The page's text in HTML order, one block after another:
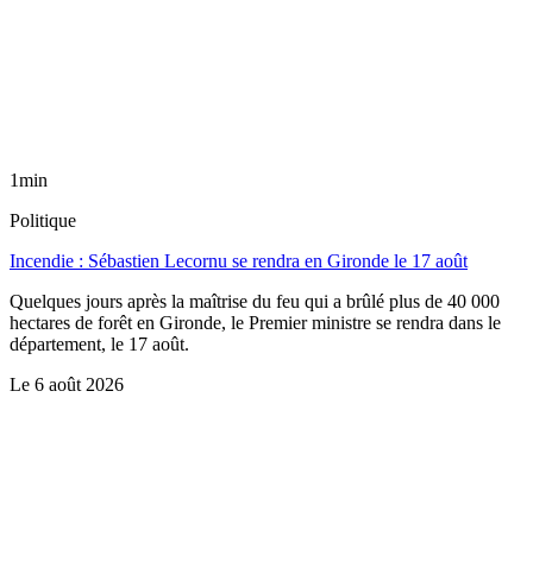
1min
Politique
Incendie : Sébastien Lecornu se rendra en Gironde le 17 août
Quelques jours après la maîtrise du feu qui a brûlé plus de 40 000
hectares de forêt en Gironde, le Premier ministre se rendra dans le
département, le 17 août.
Le 6 août 2026